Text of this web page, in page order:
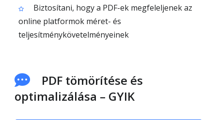
Biztosítani, hogy a PDF-ek megfeleljenek az
online platformok méret- és
teljesítménykövetelményeinek
PDF tömörítése és
optimalizálása – GYIK